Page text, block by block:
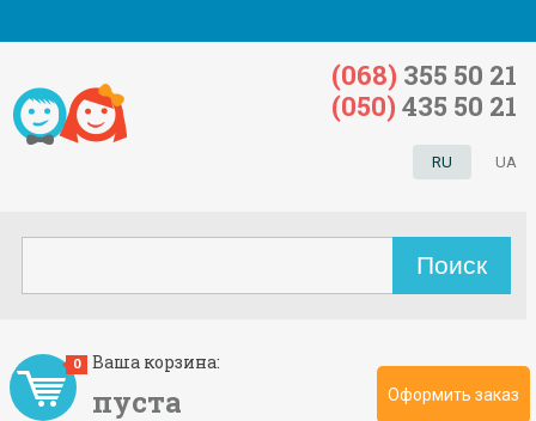
Ваша корзина:
пуста
0
Оформить заказ
RU UA
(068) 355 50 21
(050) 435 50 21